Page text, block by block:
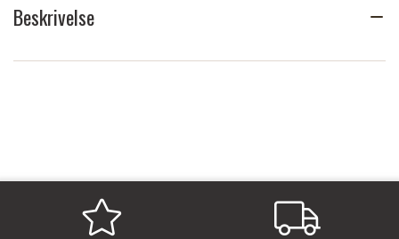
Beskrivelse